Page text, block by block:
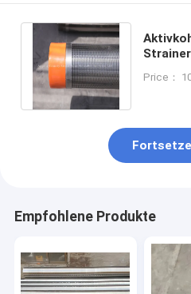
Price：
Empfohlene Produkte